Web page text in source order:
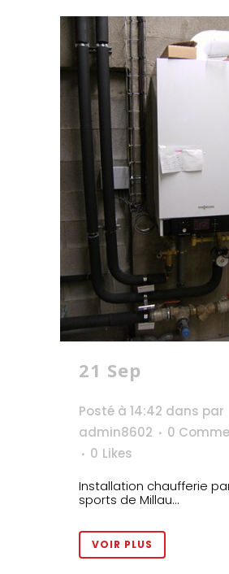
21 Sep
Posté à 14:42 dans par
admin8602
0
0 Likes
Installation chaufferie
sports de Millau...
VOIR PLUS